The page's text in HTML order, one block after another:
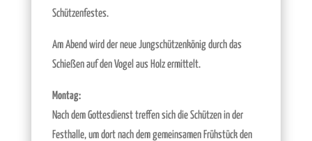
Schützenfestes.
Am Abend wird der neue Jungschützenkönig durch das
Schießen auf den Vogel aus Holz ermittelt.
Montag:
Nach dem Gottesdienst treffen sich die Schützen in der
Festhalle, um dort nach dem gemeinsamen Frühstück den